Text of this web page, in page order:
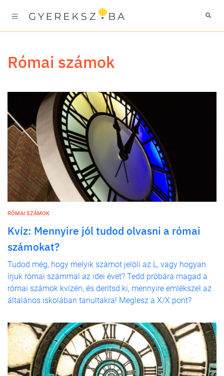
római számok
RÓMAI SZÁMOK
Kvíz: Mennyire jól tudod olvasni a római
számokat?
Tudod még, hogy melyik számot jelöli az L, vagy hogyan
írjuk római számmal az idei évet? Tedd próbára magad a
római számok kvízén, és derítsd ki, mennyire emlékszel az
általános iskolában tanultakra! Meglesz a X/X pont?